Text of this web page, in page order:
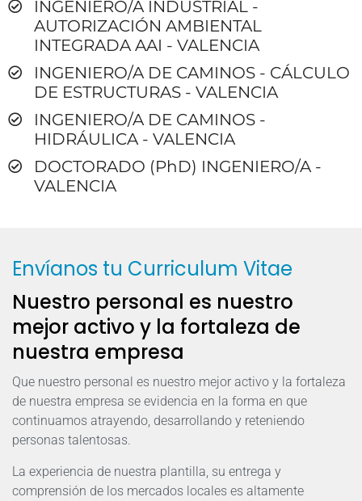
INGENIERO/A INDUSTRIAL -
AUTORIZACIÓN AMBIENTAL
INTEGRADA AAI - VALENCIA
INGENIERO/A DE CAMINOS - CÁLCULO
DE ESTRUCTURAS - VALENCIA
INGENIERO/A DE CAMINOS -
HIDRÁULICA - VALENCIA
DOCTORADO (PhD) INGENIERO/A -
VALENCIA
Envíanos tu Curriculum Vitae
Nuestro personal es nuestro
mejor activo y la fortaleza de
nuestra empresa
Que nuestro personal es nuestro mejor activo y la fortaleza
de nuestra empresa se evidencia en la forma en que
continuamos atrayendo, desarrollando y reteniendo
personas talentosas.
La experiencia de nuestra plantilla, su entrega y
comprensión de los mercados locales es altamente